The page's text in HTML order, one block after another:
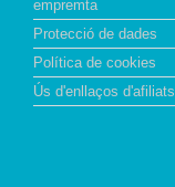
empremta
Protecció de dades
Política de cookies
Ús d'enllaços d'afiliats